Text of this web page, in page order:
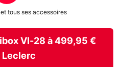
et tous ses accessoires
VI-28 à 499,95 €
Leclerc